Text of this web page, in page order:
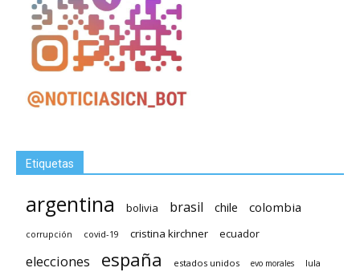
Etiquetas
argentina bolivia brasil chile colombia
corrupción covid-19 cristina kirchner ecuador
elecciones españa estados unidos evo morales lula